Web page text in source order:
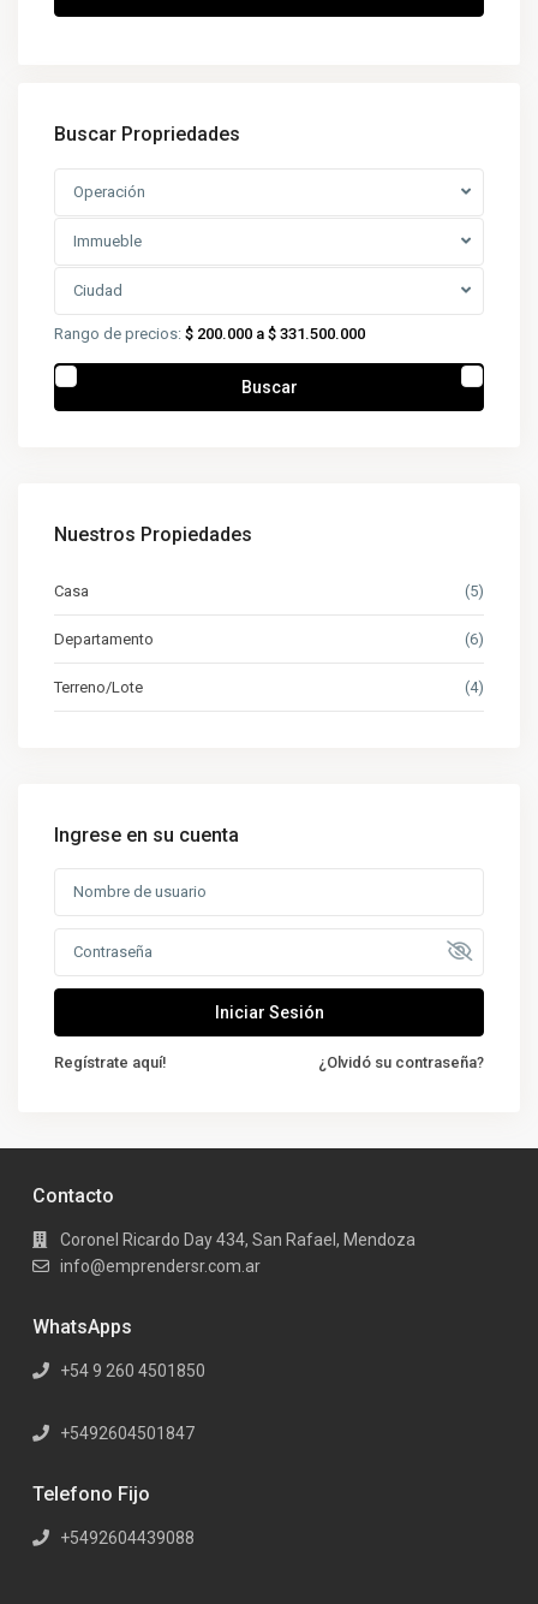
Buscar Propriedades
Operación
Immueble
Ciudad
Rango de precios: $ 200.000 a $ 331.500.000
Buscar
Nuestros Propiedades
Casa (5)
Departamento (6)
Terreno/Lote (4)
Ingrese en su cuenta
Iniciar Sesión
Regístrate aquí! ¿Olvidó su contraseña?
Contacto
Coronel Ricardo Day 434, San Rafael, Mendoza
info@emprendersr.com.ar
WhatsApps
+54 9 260 4501850
+5492604501847
Telefono Fijo
+5492604439088